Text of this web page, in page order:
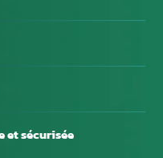
et sécurisée